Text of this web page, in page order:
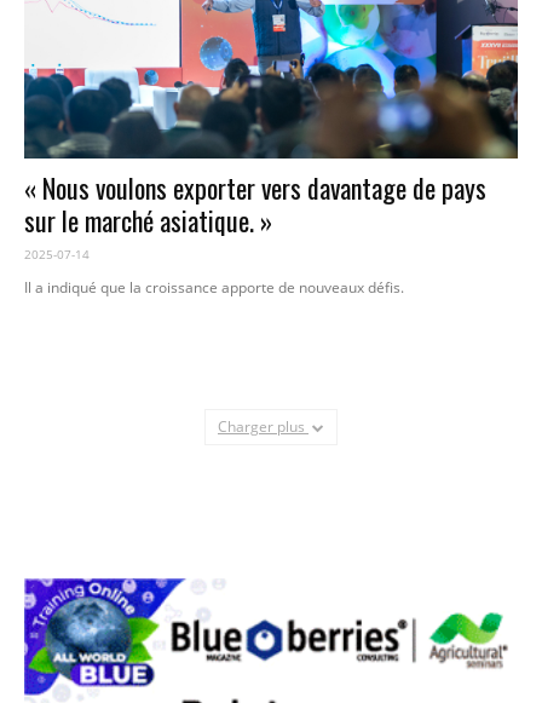
« Nous voulons exporter vers davantage de pays
sur le marché asiatique. »
2025-07-14
Il a indiqué que la croissance apporte de nouveaux défis.
Charger plus